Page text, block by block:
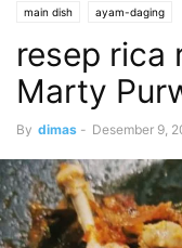
main dish ayam-daging
resep rica
Marty
By dimas - Desember 9,